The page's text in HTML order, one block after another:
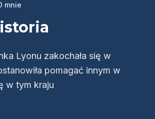
mnie
Lyonu zakochała się w
pomagać innym w
w tym kraju